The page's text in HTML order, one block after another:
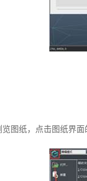
图纸，点击图纸界